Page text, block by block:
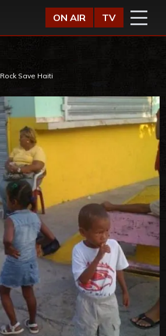
ON AIR TV
Rock Save Haiti